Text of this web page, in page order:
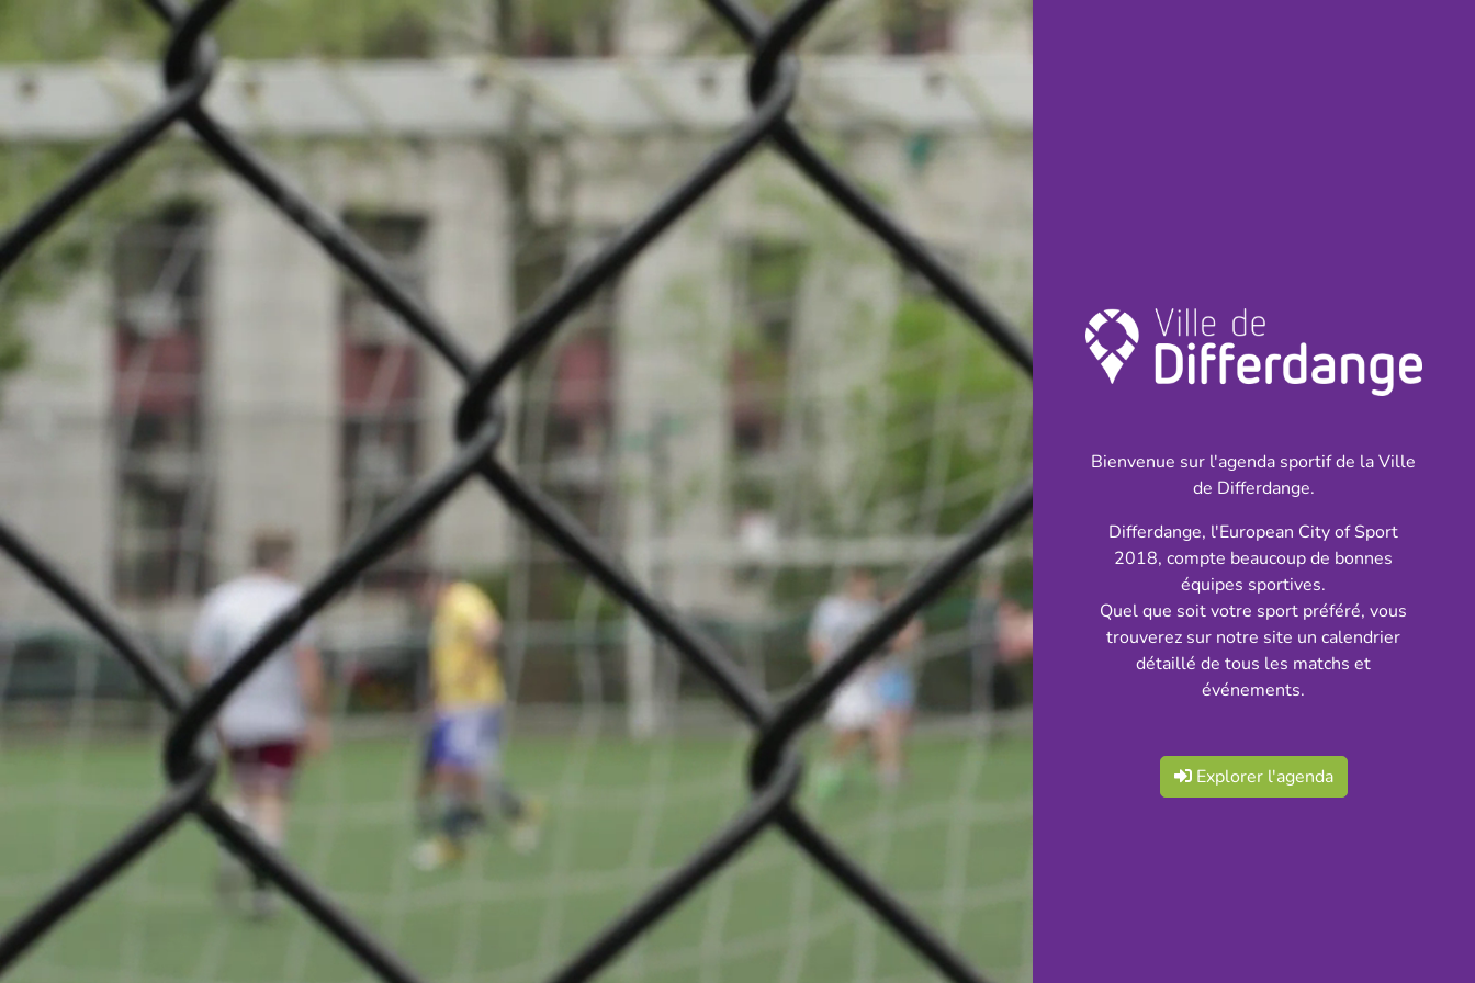
Nouveautés
Evénements
Clubs locaux
Recherche
A propos
Championnat: Football
INFOS
17.05.2026
Stade du Woiwer
Division 1 Série 2
Cercle Sportif
Oberkorn
VS
CS
Grevenmacher
retour
© Ville de Differdange
Bienvenue sur l'agenda sportif de la Ville
de Differdange.
Differdange, l'European City of Sport
2018, compte beaucoup de bonnes
équipes sportives.
Quel que soit votre sport préféré, vous
trouverez sur notre site un calendrier
détaillé de tous les matchs et
événements.
Explorer l'agenda